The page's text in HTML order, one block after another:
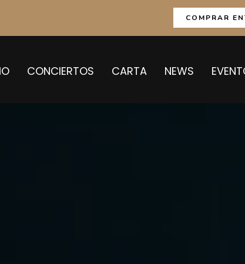
COMPRAR
CONCIERTOS CARTA NEWS